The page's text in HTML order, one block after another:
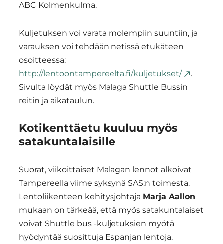
ABC Kolmenkulma.
Kuljetuksen voi varata molempiin suuntiin, ja
varauksen voi tehdään netissä etukäteen
osoitteessa:
http://lentoontampereelta.fi/kuljetukset/
.
Sivulta löydät myös Malaga Shuttle Bussin
reitin ja aikataulun.
Kotikenttäetu kuuluu myös
satakuntalaisille
Suorat, viikoittaiset Malagan lennot alkoivat
Tampereella viime syksynä SAS:n toimesta.
Lentoliikenteen kehitysjohtaja Marja Aallon
mukaan on tärkeää, että myös satakuntalaiset
voivat Shuttle bus -kuljetuksien myötä
hyödyntää suosittuja Espanjan lentoja.